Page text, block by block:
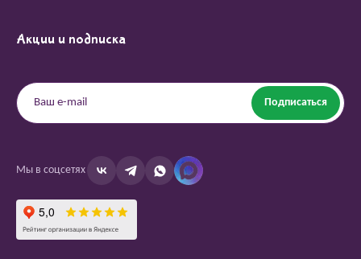
Акции и подписка
Подписаться
Мы в соцсетях